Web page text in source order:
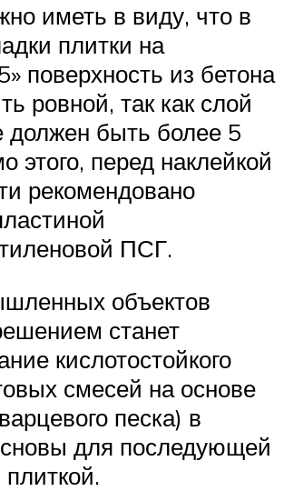
иметь в виду, что в
плитки на
поверхность из бетона
ровной, так как слой
должен быть более 5
перед наклейкой
рекомендовано
ПСГ.
объектов
станет
кислотостойкого
смесей на основе
песка) в
для последующей